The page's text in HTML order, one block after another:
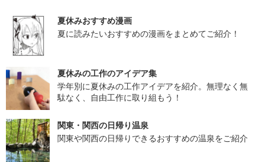
夏休みおすすめ漫画
夏に読みたいおすすめの漫画をまとめてご紹介！
夏休みの工作のアイデア集
学年別に夏休みの工作アイデアを紹介。無理なく無
駄なく、自由工作に取り組もう！
関東・関西の日帰り温泉
関東や関西の日帰りできるおすすめの温泉をご紹介